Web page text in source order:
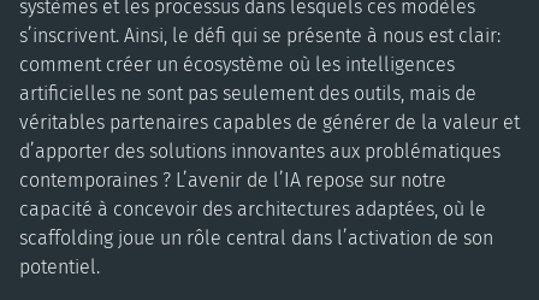
systèmes et les processus dans lesquels ces modèles
s’inscrivent. Ainsi, le défi qui se présente à nous est clair:
comment créer un écosystème où les intelligences
artificielles ne sont pas seulement des outils, mais de
véritables partenaires capables de générer de la valeur et
d’apporter des solutions innovantes aux problématiques
contemporaines ? L’avenir de l’IA repose sur notre
capacité à concevoir des architectures adaptées, où le
scaffolding joue un rôle central dans l’activation de son
potentiel.